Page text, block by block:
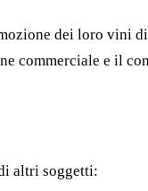
dei loro vini
commerciale e il
altri soggetti: